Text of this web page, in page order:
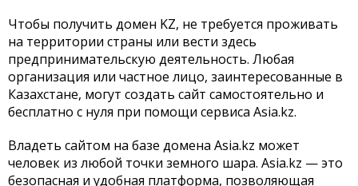
Чтобы получить домен KZ, не требуется проживать
на территории страны или вести здесь
предпринимательскую деятельность. Любая
организация или частное лицо, заинтересованные в
Казахстане, могут создать сайт самостоятельно и
бесплатно с нуля при помощи сервиса Asia.kz.
Владеть сайтом на базе домена Asia.kz может
человек из любой точки земного шара. Asia.kz — это
безопасная и удобная платформа, позволяющая